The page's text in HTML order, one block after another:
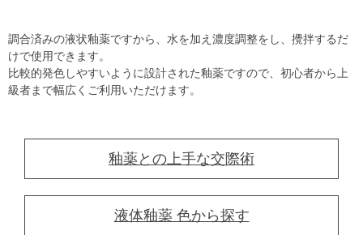
調合済みの液状釉薬ですから、水を加え濃度調整をし、攪拌するだ
けで使用できます。
比較的発色しやすいように設計された釉薬ですので、初心者から上
級者まで幅広くご利用いただけます。
釉薬との上手な交際術
液体釉薬 色から探す